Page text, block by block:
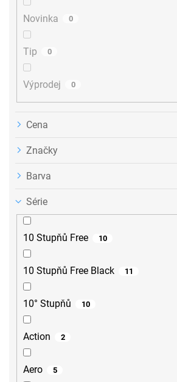
Novinka 0
Tip 0
Výprodej 0
Cena
Značky
Barva
Série
10 Stupňů Free 10
10 Stupňů Free Black 11
10° Stupňů 10
Action 2
Aero 5